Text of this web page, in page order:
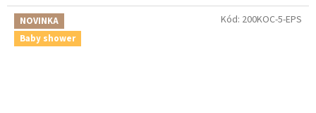
NOVINKA
Baby shower
Kód: 200KOC-5-EPS